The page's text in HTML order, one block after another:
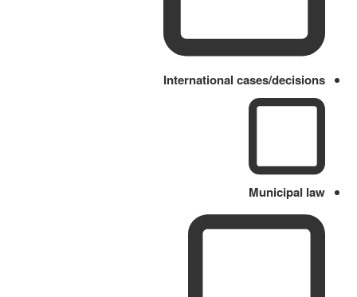
International cases/decisions
Municipal law